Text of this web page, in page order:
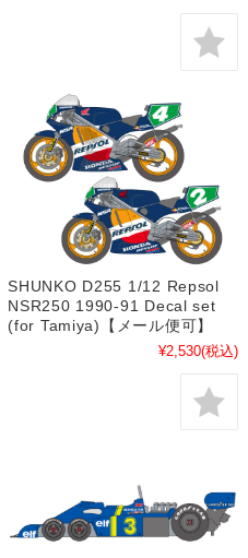
SHUNKO D255 1/12 Repsol
NSR250 1990-91 Decal set
(for Tamiya)【メール便可】
¥2,530(税込)